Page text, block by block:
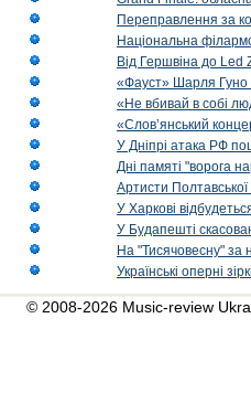
Переправлення за
Національна
Від Гершвіна до Led
«Фауст» Шарля Гуно
«Не вбивай в собі
«Слов’янський
У Дніпрі атака РФ
Дні памяті "ворога
Артисти Полтавської
У Харкові
У Будапешті
На "Тисячовесну" за
Українські оперні
© 2008-2026 Music-review